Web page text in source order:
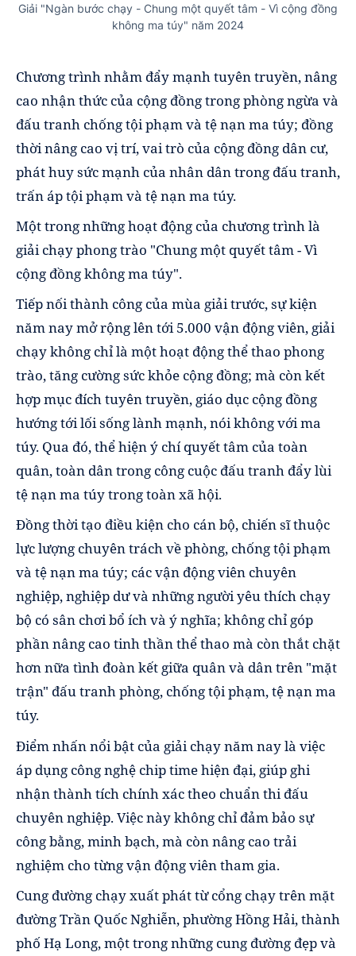
Giải "Ngàn bước chạy - Chung một quyết tâm - Vì cộng đồng
không ma túy" năm 2024
Chương trình nhằm đẩy mạnh tuyên truyền, nâng
cao nhận thức của cộng đồng trong phòng ngừa và
đấu tranh chống tội phạm và tệ nạn ma túy; đồng
thời nâng cao vị trí, vai trò của cộng đồng dân cư,
phát huy sức mạnh của nhân dân trong đấu tranh,
trấn áp tội phạm và tệ nạn ma túy.
Một trong những hoạt động của chương trình là
giải chạy phong trào "Chung một quyết tâm - Vì
cộng đồng không ma túy".
Tiếp nối thành công của mùa giải trước, sự kiện
năm nay mở rộng lên tới 5.000 vận động viên, giải
chạy không chỉ là một hoạt động thể thao phong
trào, tăng cường sức khỏe cộng đồng; mà còn kết
hợp mục đích tuyên truyền, giáo dục cộng đồng
hướng tới lối sống lành mạnh, nói không với ma
túy. Qua đó, thể hiện ý chí quyết tâm của toàn
quân, toàn dân trong công cuộc đấu tranh đẩy lùi
tệ nạn ma túy trong toàn xã hội.
Đồng thời tạo điều kiện cho cán bộ, chiến sĩ thuộc
lực lượng chuyên trách về phòng, chống tội phạm
và tệ nạn ma túy; các vận động viên chuyên
nghiệp, nghiệp dư và những người yêu thích chạy
bộ có sân chơi bổ ích và ý nghĩa; không chỉ góp
phần nâng cao tinh thần thể thao mà còn thắt chặt
hơn nữa tình đoàn kết giữa quân và dân trên "mặt
trận" đấu tranh phòng, chống tội phạm, tệ nạn ma
túy.
Điểm nhấn nổi bật của giải chạy năm nay là việc
áp dụng công nghệ chip time hiện đại, giúp ghi
nhận thành tích chính xác theo chuẩn thi đấu
chuyên nghiệp. Việc này không chỉ đảm bảo sự
công bằng, minh bạch, mà còn nâng cao trải
nghiệm cho từng vận động viên tham gia.
Cung đường chạy xuất phát từ cổng chạy trên mặt
đường Trần Quốc Nghiễn, phường Hồng Hải, thành
phố Hạ Long, một trong những cung đường đẹp và